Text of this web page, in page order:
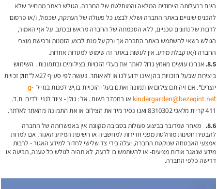
הינם בבעלותה הייחודית המלאה והמוחלטת של החברה. הגולש באתר מתחייב שלא
להכניס שינויים באתר החברה ושלא לבצע כל פעולה של העתקה, שכפול, ו/או פרסום
לרבות של נתונים טכניים, ללא הסכמתה של החברה מראש ובכתב. על אף האמור,
הגולש רשאי להשתמש באתר החברה אך ורק על מנת לבצע הזמנות ורכישת מוצרי
החברה ו/או קבלת מידע. אין לעשות באתר זה שימוש למטרות אחרות.
8.5. אנחנו עושים מאמץ גדול לאתר את בעלי הזכויות בצילומים ובתמונות . השימוש
ביצירות שבעל הזכויות בהן אינו ידוע לנו או לא אותר. נעשה לפי סעיף 27א ל"חוק זכויות
יוצרים". אם זיהיתם צילום או תמונה ואתם בעלי הזכויות בו,יש לפנות במיילg-
kindergarden@bezeqint.net
או במכתב רשום . אל : גולן - ציוד לגני ילדים ת.ד.
411 קריית מלאכי 8310302 ואנו נסיר מיד את הצילום או את התמונה מהאתר לאלתר.
8.6.
מאחר שמדובר בביצוע פעולות בסביבה מקוונת אין באפשרותה של החברה
להבטיח חסינות מוחלטת מפני חדירות למחשביה או חשיפת המידע האגור. אם למרות
אמצעי האבטחה שנוקטת החברה, יעלה בידי צד שלישי לחדור למידע האגור - לרבות
מידע שנאגר אודות מציעים- או להשתמש בו לרעה, לא תהיה לגולש כל טענה, תביעה או
דרישה כלפי החברה.